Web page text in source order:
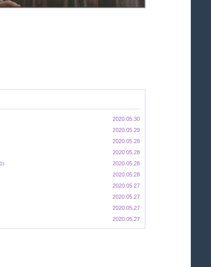
2020.05.30
2020.05.29
2020.05.28
2020.05.28
2020.05.28
2020.05.28
2020.05.27
2020.05.27
2020.05.27
2020.05.27